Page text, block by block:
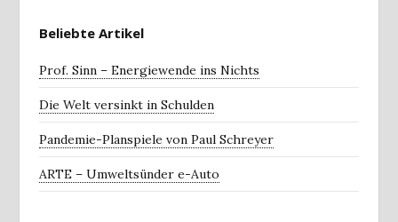
Beliebte Artikel
Prof. Sinn – Energiewende ins Nichts
Die Welt versinkt in Schulden
Pandemie-Planspiele von Paul Schreyer
ARTE – Umweltsünder e-Auto